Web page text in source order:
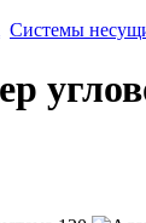
Системы